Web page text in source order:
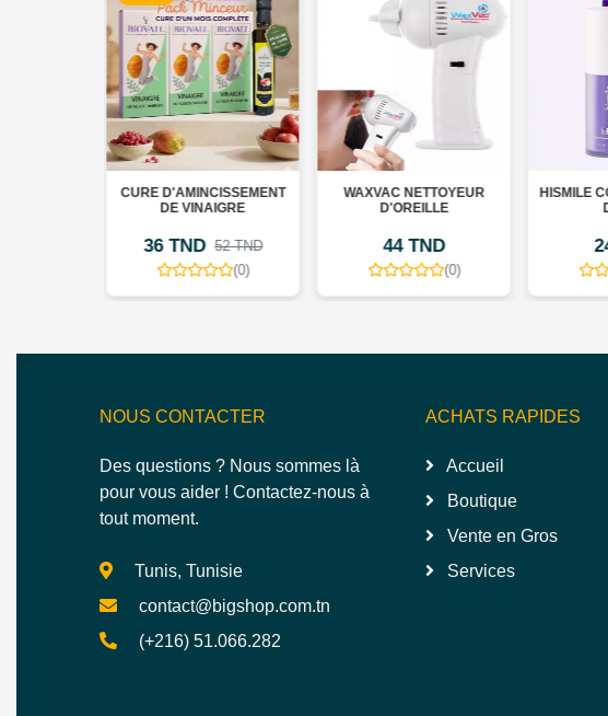
WAXVAC NETTOYEUR
D'OREILLE
44 TND
HISMILE CORRECTEUR DE
DENTS
24 TND
NOUS CONTACTER
Des questions ? Nous sommes là
pour vous aider ! Contactez-nous à
tout moment.
Tunis, Tunisie
contact@bigshop.com.tn
(+216) 51.066.282
ACHATS RAPIDES
Accueil
Boutique
Vente en Gros
Services